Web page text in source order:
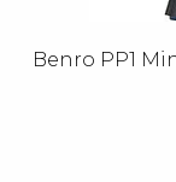
Benro PP1